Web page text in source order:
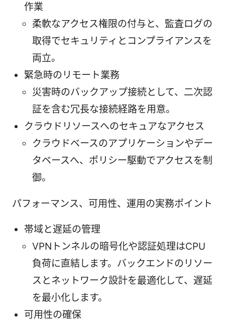
作業
柔軟なアクセス権限の付与と、監査ログの
取得でセキュリティとコンプライアンスを
両立。
緊急時のリモート業務
災害時のバックアップ接続として、二次認
証を含む冗長な接続経路を用意。
クラウドリソースへのセキュアなアクセス
クラウドベースのアプリケーションやデー
タベースへ、ポリシー駆動でアクセスを制
御。
パフォーマンス、可用性、運用の実務ポイント
帯域と遅延の管理
VPNトンネルの暗号化や認証処理はCPU
負荷に直結します。バックエンドのリソー
スとネットワーク設計を最適化して、遅延
を最小化します。
可用性の確保